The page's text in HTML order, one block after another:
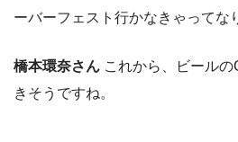
ーバーフェスト行かなきゃってな
橋本環奈さん これから、ビール
きそうですね。